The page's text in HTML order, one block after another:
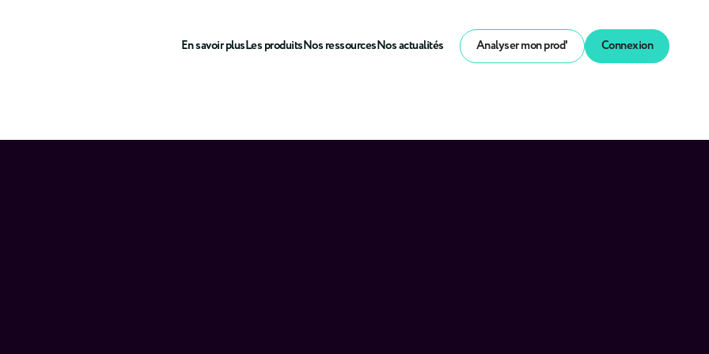
En savoir plusLes produitsNos ressourcesNos actualités Analyser mon prod' Connexion